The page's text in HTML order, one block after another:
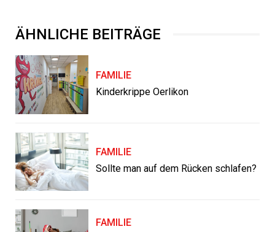
ÄHNLICHE BEITRÄGE
FAMILIE
Kinderkrippe Oerlikon
FAMILIE
Sollte man auf dem Rücken schlafen?
FAMILIE